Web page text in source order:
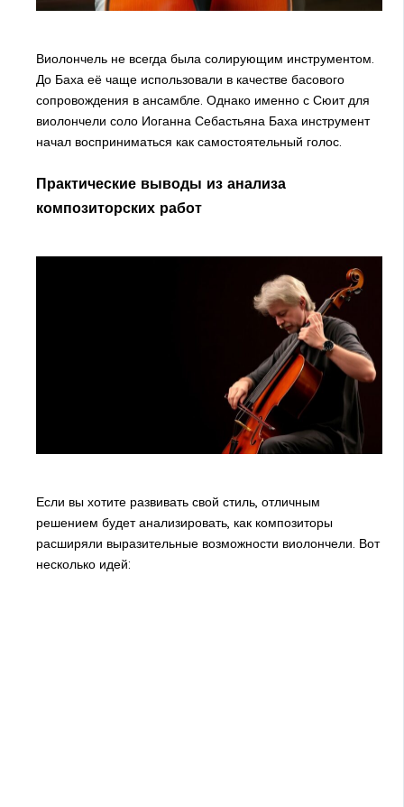
Виолончель не всегда была солирующим инструментом.
До Баха её чаще использовали в качестве басового
сопровождения в ансамбле. Однако именно с Сюит для
виолончели соло Иоганна Себастьяна Баха инструмент
начал восприниматься как самостоятельный голос.
Практические выводы из анализа
композиторских работ
Если вы хотите развивать свой стиль, отличным
решением будет анализировать, как композиторы
расширяли выразительные возможности виолончели. Вот
несколько идей: